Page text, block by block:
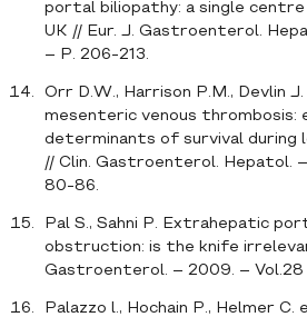
portal biliopathy: a single
UK // Eur. J. Gastroenterol.
– P. 206-213.
Orr D.W., Harrison P.M., Devlin
mesenteric venous thrombosis:
determinants of survival
// Clin. Gastroenterol. Hepatol. –
80-86.
Pal S., Sahni P. Extrahepatic
obstruction: is the knife
Gastroenterol. – 2009. – Vol.28
Palazzo l., Hochain P., Helmer